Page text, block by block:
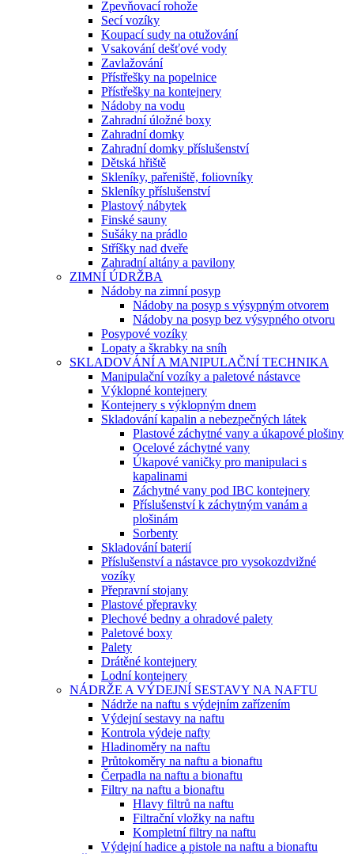
Zpevňovací rohože
Secí vozíky
Koupací sudy na otužování
Vsakování dešťové vody
Zavlažování
Přístřešky na popelnice
Přístřešky na kontejnery
Nádoby na vodu
Zahradní úložné boxy
Zahradní domky
Zahradní domky příslušenství
Dětská hřiště
Skleníky, pařeniště, foliovníky
Skleníky příslušenství
Plastový nábytek
Finské sauny
Sušáky na prádlo
Stříšky nad dveře
Zahradní altány a pavilony
ZIMNÍ ÚDRŽBA
Nádoby na zimní posyp
Nádoby na posyp s výsypným otvorem
Nádoby na posyp bez výsypného otvoru
Posypové vozíky
Lopaty a škrabky na sníh
SKLADOVÁNÍ A MANIPULAČNÍ TECHNIKA
Manipulační vozíky a paletové nástavce
Výklopné kontejnery
Kontejnery s výklopným dnem
Skladování kapalin a nebezpečných látek
Plastové záchytné vany a úkapové plošiny
Ocelové záchytné vany
Úkapové vaničky pro manipulaci s
kapalinami
Záchytné vany pod IBC kontejnery
Příslušenství k záchytným vanám a
plošinám
Sorbenty
Skladování baterií
Příslušenství a nástavce pro vysokozdvižné
vozíky
Přepravní stojany
Plastové přepravky
Plechové bedny a ohradové palety
Paletové boxy
Palety
Drátěné kontejnery
Lodní kontejnery
NÁDRŽE A VÝDEJNÍ SESTAVY NA NAFTU
Nádrže na naftu s výdejním zařízením
Výdejní sestavy na naftu
Kontrola výdeje nafty
Hladinoměry na naftu
Průtokoměry na naftu a bionaftu
Čerpadla na naftu a bionaftu
Filtry na naftu a bionaftu
Hlavy filtrů na naftu
Filtrační vložky na naftu
Kompletní filtry na naftu
Výdejní hadice a pistole na naftu a bionaftu